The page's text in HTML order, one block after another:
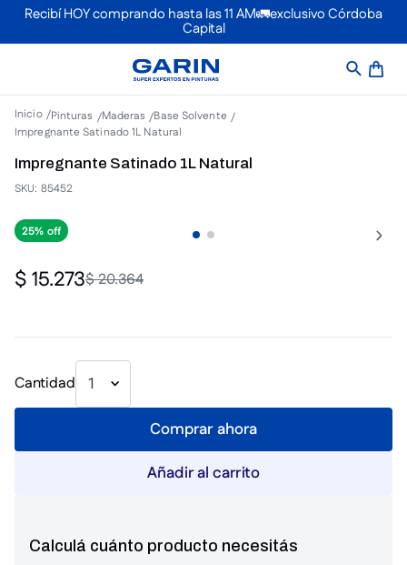
Recibí HOY comprando hasta las 11 AM🚛exclusivo Córdoba
Capital
Pinturas Maderas
Base Solvente
Impregnante Satinado 1L Natural
Impregnante Satinado 1L Natural
SKU: 85452
25%
$20.364
$15.273
Cantidad 1
Comprar ahora
Añadir al carrito
Calculá cuánto producto necesitás